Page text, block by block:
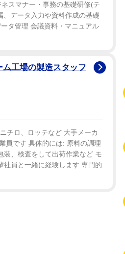
スマナー・事務の基礎研修(テ
データ入力や資料作成の基礎
タ管理 会議資料・マニュアル
ム工場の製造スタッフ
チロ、ロッテなど 大手メーカ
員です 具体的には: 原料の調理
装、検査をして出荷作業など モ
社員と一緒に経験します 専門的